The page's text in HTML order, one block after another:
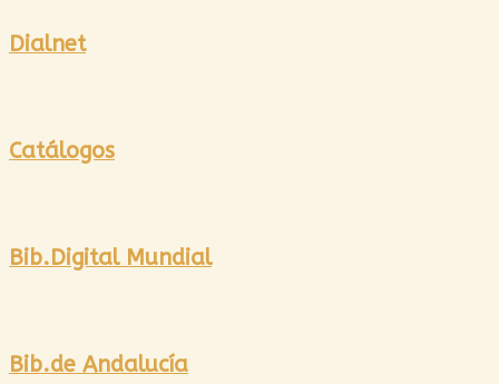
Dialnet
Catálogos
Bib.Digital Mundial
Bib.de Andalucía